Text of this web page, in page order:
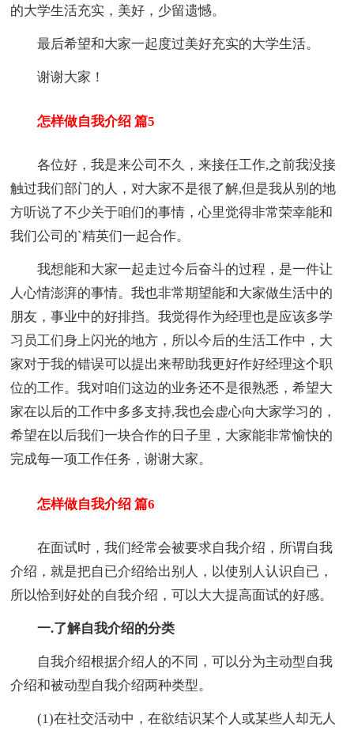
的大学生活充实，美好，少留遗憾。
最后希望和大家一起度过美好充实的大学生活。
谢谢大家！
怎样做自我介绍 篇5
各位好，我是来公司不久，来接任工作,之前我没接
触过我们部门的人，对大家不是很了解,但是我从别的地
方听说了不少关于咱们的事情，心里觉得非常荣幸能和
我们公司的`精英们一起合作。
我想能和大家一起走过今后奋斗的过程，是一件让
人心情澎湃的事情。我也非常期望能和大家做生活中的
朋友，事业中的好排挡。我觉得作为经理也是应该多学
习员工们身上闪光的地方，所以今后的生活工作中，大
家对于我的错误可以提出来帮助我更好作好经理这个职
位的工作。我对咱们这边的业务还不是很熟悉，希望大
家在以后的工作中多多支持,我也会虚心向大家学习的，
希望在以后我们一块合作的日子里，大家能非常愉快的
完成每一项工作任务，谢谢大家。
怎样做自我介绍 篇6
在面试时，我们经常会被要求自我介绍，所谓自我
介绍，就是把自已介绍给出别人，以使别人认识自已，
所以恰到好处的自我介绍，可以大大提高面试的好感。
一.了解自我介绍的分类
自我介绍根据介绍人的不同，可以分为主动型自我
介绍和被动型自我介绍两种类型。
(1)在社交活动中，在欲结识某个人或某些人却无人